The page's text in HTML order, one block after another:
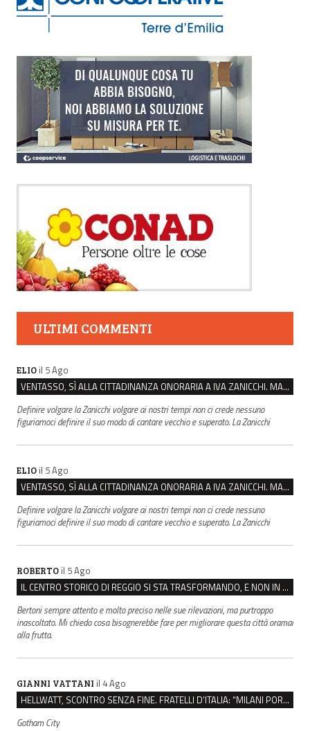
ULTIMI COMMENTI
ELIO il 5 Ago
VENTASSO, SÌ ALLA CITTADINANZA ONORARIA A IVA ZANICCHI. MA BARGIACCHI: “È DI PESSIMO GUSTO”
Definire volgare la Zanicchi volgare ai nostri tempi non ci crede nessuno
figuriamoci definire il suo modo di cantare vecchio e superato. La Zanicchi
ELIO il 5 Ago
VENTASSO, SÌ ALLA CITTADINANZA ONORARIA A IVA ZANICCHI. MA BARGIACCHI: “È DI PESSIMO GUSTO”
Definire volgare la Zanicchi volgare ai nostri tempi non ci crede nessuno
figuriamoci definire il suo modo di cantare vecchio e superato. La Zanicchi
ROBERTO il 5 Ago
IL CENTRO STORICO DI REGGIO SI STA TRASFORMANDO, E NON IN MEGLIO
Bertoni sempre attento e molto preciso nelle sue rilevazioni, ma purtroppo
inascoltato. Mi chiedo cosa bisognerebbe fare per migliorare questa città oramai
alla frutta.
GIANNI VATTANI il 4 Ago
HELLWATT, SCONTRO SENZA FINE. FRATELLI D’ITALIA: “MILANI PORTA DOCUMENTI, DE FRANCO INSULTI”
Gotham City